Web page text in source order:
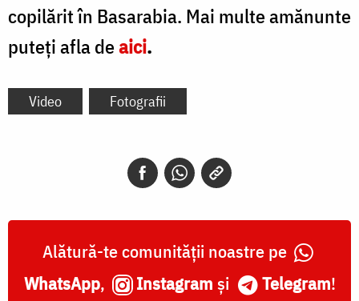
copilărit în Basarabia. Mai multe amănunte
puteți afla deaici.
Video Fotografii
Alătură-te comunității noastre pe
WhatsApp, Instagram și Telegram!